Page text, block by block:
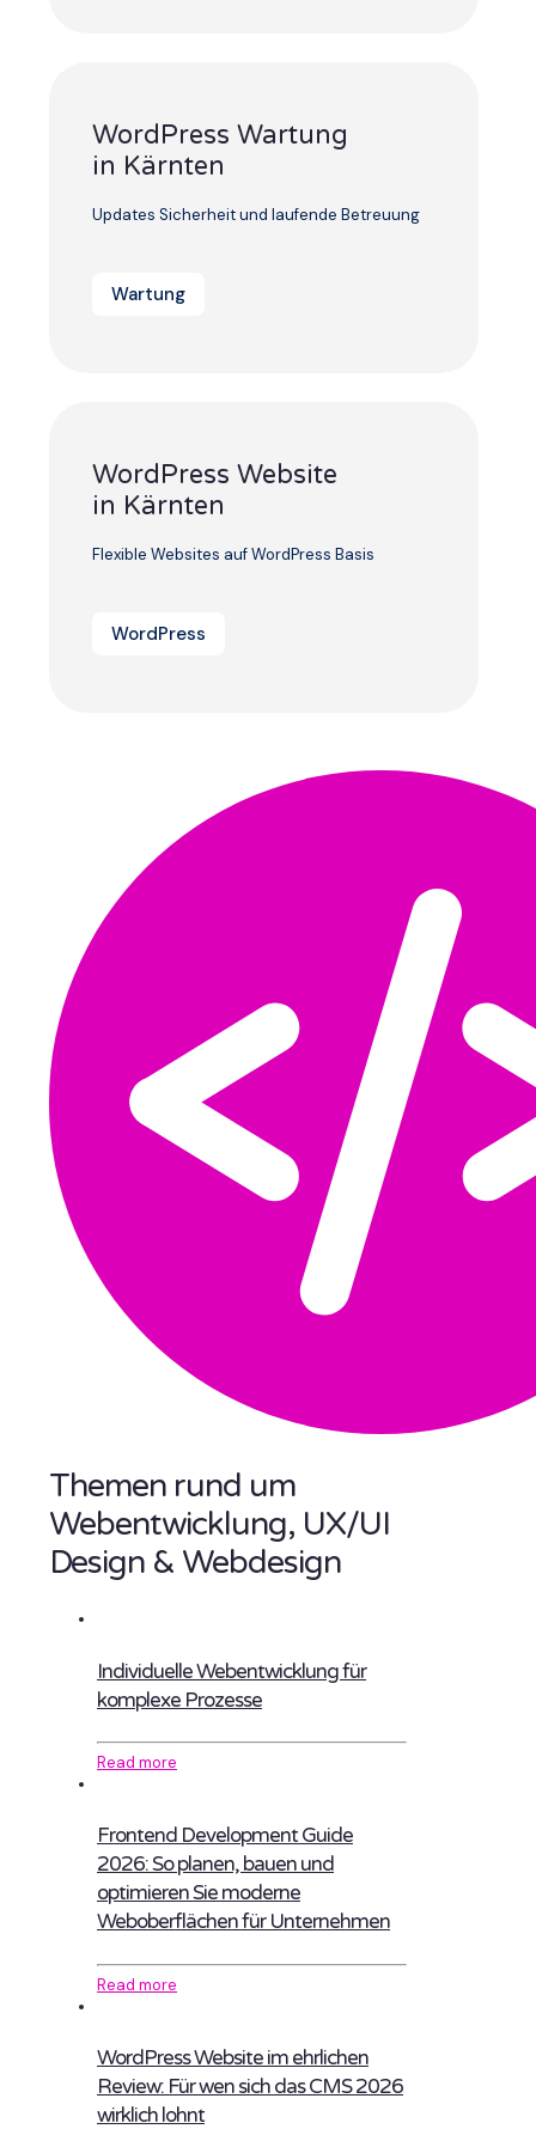
WordPress Wartung
in Kärnten
Updates Sicherheit und laufende Betreuung
Wartung
WordPress Website
in Kärnten
Flexible Websites auf WordPress Basis
WordPress
Themen rund um
Webentwicklung, UX/UI
Design & Webdesign
Individuelle Webentwicklung für
komplexe Prozesse
Read more
Frontend Development Guide
2026: So planen, bauen und
optimieren Sie moderne
Weboberflächen für Unternehmen
Read more
WordPress Website im ehrlichen
Review: Für wen sich das CMS 2026
wirklich lohnt